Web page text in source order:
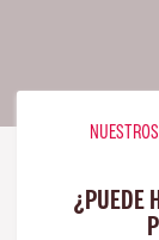
¿PUEDE